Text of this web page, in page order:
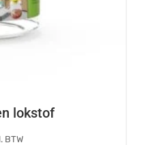
lokstof
BTW